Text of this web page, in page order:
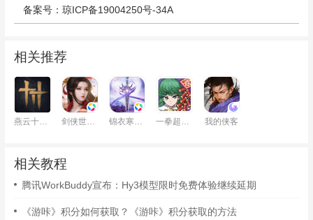
备案号：琼ICP备19004250号-34A
相关推荐
燕云十六声 剑侠世界：起源 我的侠客
相关教程
腾讯WorkBuddy宣布：Hy3模型限时免费体验继续延期
《游咔》积分如何获取？《游咔》积分获取的方法